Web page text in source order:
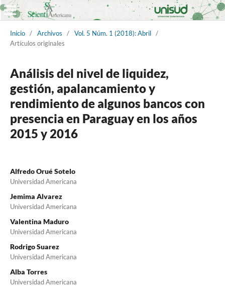
Inicio / Archivos / Vol. 5 Núm. 1 (2018): Abril /
Artículos originales
Análisis del nivel de liquidez,
gestión, apalancamiento y
rendimiento de algunos bancos con
presencia en Paraguay en los años
2015 y 2016
Alfredo Orué Sotelo
Universidad Americana
Jemima Alvarez
Universidad Americana
Valentina Maduro
Universidad Americana
Rodrigo Suarez
Universidad Americana
Alba Torres
Universidad Americana